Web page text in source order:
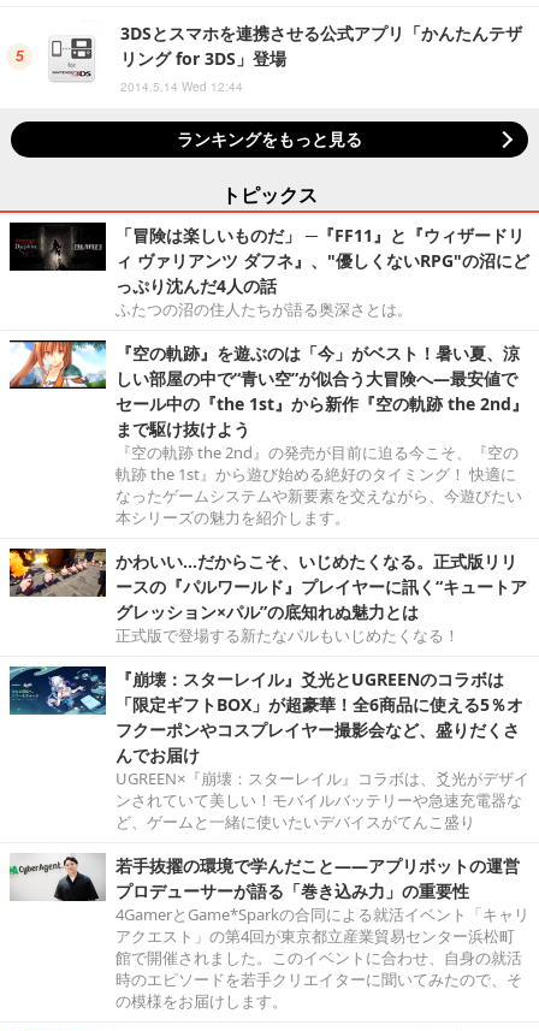
3DSとスマホを連携させる公式アプリ「かんたんテザ
リング for 3DS」登場
2014.5.14 Wed 12:44
ランキングをもっと見る
トピックス
「冒険は楽しいものだ」 ─『FF11』と『ウィザードリ
ィ ヴァリアンツ ダフネ』、"優しくないRPG"の沼にど
っぷり沈んだ4人の話
ふたつの沼の住人たちが語る奥深さとは。
『空の軌跡』を遊ぶのは「今」がベスト！暑い夏、涼
しい部屋の中で“青い空”が似合う大冒険へ―最安値で
セール中の『the 1st』から新作『空の軌跡 the 2nd』
まで駆け抜けよう
『空の軌跡 the 2nd』の発売が目前に迫る今こそ、『空の
軌跡 the 1st』から遊び始める絶好のタイミング！ 快適に
なったゲームシステムや新要素を交えながら、今遊びたい
本シリーズの魅力を紹介します。
かわいい…だからこそ、いじめたくなる。正式版リリ
ースの『パルワールド』プレイヤーに訊く“キュートア
グレッション×パル”の底知れぬ魅力とは
正式版で登場する新たなパルもいじめたくなる！
『崩壊：スターレイル』爻光とUGREENのコラボは
「限定ギフトBOX」が超豪華！全6商品に使える5％オ
フクーポンやコスプレイヤー撮影会など、盛りだくさ
んでお届け
UGREEN×『崩壊：スターレイル』コラボは、爻光がデザイ
ンされていて美しい！モバイルバッテリーや急速充電器な
ど、ゲームと一緒に使いたいデバイスがてんこ盛り
若手抜擢の環境で学んだこと――アプリボットの運営
プロデューサーが語る「巻き込み力」の重要性
4GamerとGame*Sparkの合同による就活イベント「キャリ
アクエスト」の第4回が東京都立産業貿易センター浜松町
館で開催されました。このイベントに合わせ、自身の就活
時のエピソードを若手クリエイターに聞いてみたので、そ
の模様をお届けします。